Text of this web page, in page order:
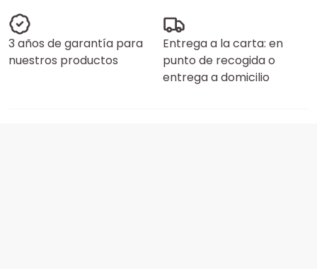
3 años de garantía para
nuestros productos
Entrega a la carta: en
punto de recogida o
entrega a domicilio